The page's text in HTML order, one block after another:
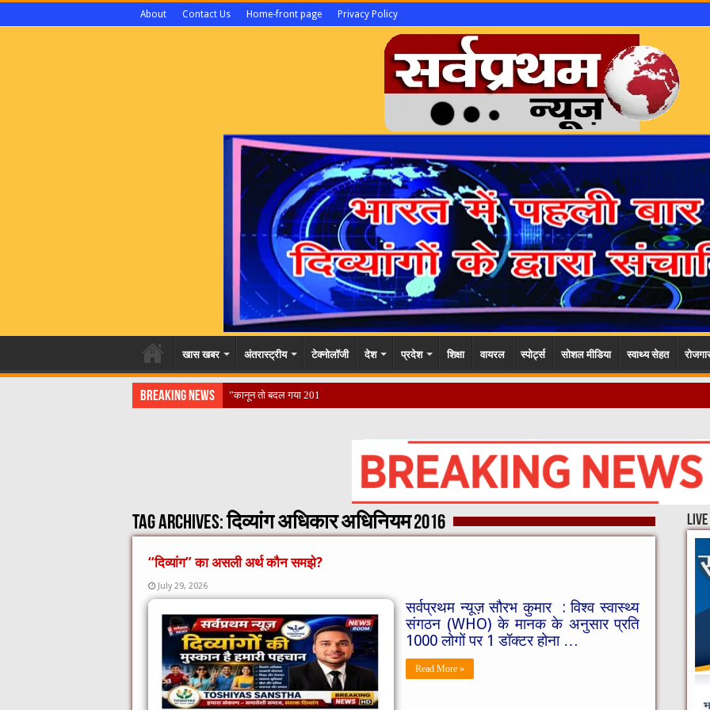
About Contact Us Home-front page Privacy Policy
खास खबर अंतरास्ट्रीय टेक्नोलॉजी देश प्रदेश शिक्षा वायरल स्पोर्ट्स सोशल मीडिया स्वाथ्य सेहत
Breaking News ​”कानून तो बदल गया 2016 में, दिव्यांगों के हालात कब बदलेंगे?”​”एक ‘सर्टिफिकेट’
Tag Archives:दिव्यांग अधिकार अधिनियम 2016
“दिव्यांग” का असली अर्थ कौन समझे?
July 29, 2026
सर्वप्रथम न्यूज़ सौरभ कुमार : विश्व स्वास्थ्य
संगठन (WHO) के मानक के अनुसार प्रति
1000 लोगों पर 1 डॉक्टर होना …
Read More »